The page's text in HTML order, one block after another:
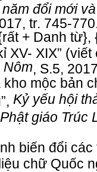
đổi mới
tr. 745-
+ Danh
XV- XIX”
Nôm , S.5,
kho mộc bản
Kỷ yếu hội
giáo Trúc
biến đổi
chữ Quốc